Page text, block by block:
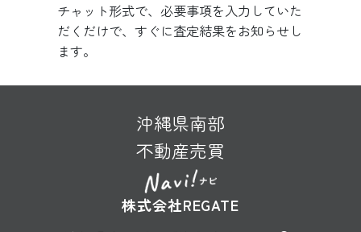
チャット形式で、必要事項を入力していた
だくだけで、すぐに査定結果をお知らせし
ます。
沖縄県南部
不動産売買
株式会社REGATE